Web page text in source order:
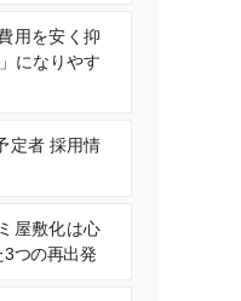
用を安く抑
になりやす
定者 採用情
屋敷化は心
つの再出発